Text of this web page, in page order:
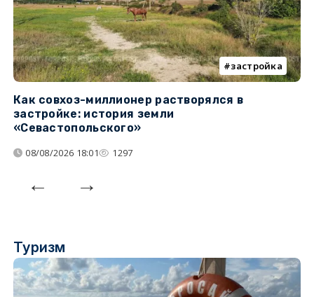
застройка
Как совхоз-миллионер растворялся в
застройке: история земли
«Севастопольского»
08/08/2026 18:01 1297
Туризм